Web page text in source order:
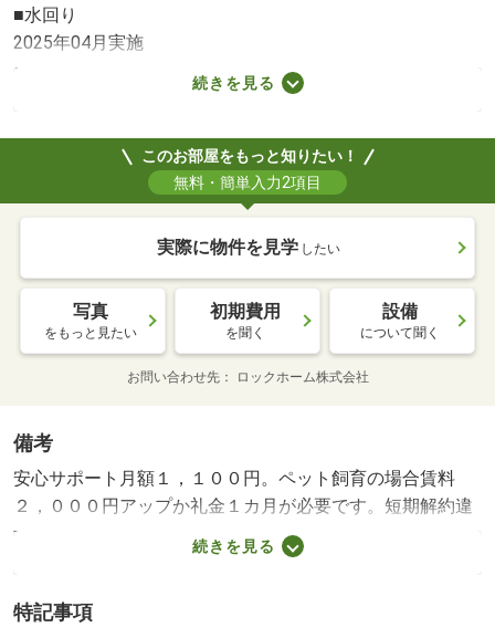
■水回り
2025年04月実施
キッチン／トイレ
内装全面（床・壁・天井・建具）
※実施年月は、施工箇所の中で最も古いものを表示してい
ます
続きを見る
このお部屋をもっと知りたい！
無料・簡単入力2項目
実際に物件を見学 したい
写真
をもっと見たい
初期費用
を聞く
設備
について聞く
お問い合わせ先 ロックホーム株式会社
備考
安心サポート月額１，１００円。ペット飼育の場合賃料
２，０００円アップか礼金１カ月が必要です。短期解約違
約金あり。 【間取り備考】ＬＤＫ１７ 【設備・特記事
項備考】学生歓迎・専用バス・専用トイレ/鍵交換費
続きを見る
特記事項